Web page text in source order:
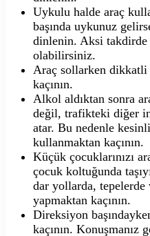
Uykulu halde araç
başında uykunuz
dinlenin. Aksi takdirde
olabilirsiniz.
Araç sollarken dikkatli
kaçının.
Alkol aldıktan sonra
değil, trafikteki diğer
atar. Bu nedenle
kullanmaktan kaçının.
Küçük çocuklarınızı
çocuk koltuğunda
dar yollarda,
yapmaktan kaçının.
Direksiyon
kaçının.